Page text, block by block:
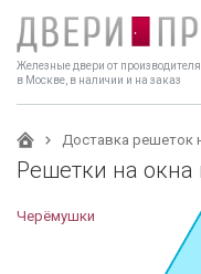
Железные двери от производителя
в Москве, в наличии и на заказ
Доставка решеток
Решетки на
Черёмушки